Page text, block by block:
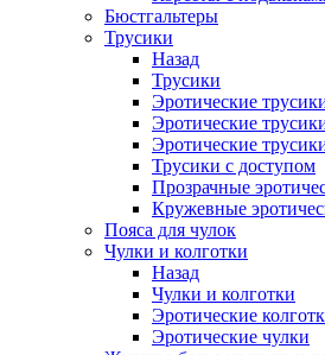
Бюстгальтеры
Трусики
Назад
Трусики
Эротические
Эротические
Эротические
Трусики с доступом
Прозрачные
Кружевные
Пояса для чулок
Чулки и колготки
Назад
Чулки и колготки
Эротические
Эротические чулки